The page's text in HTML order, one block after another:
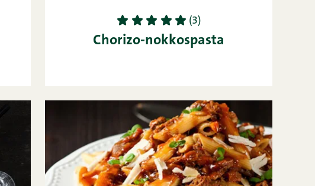
1 2 3 4 5 (3)
Chorizo-nokkospasta